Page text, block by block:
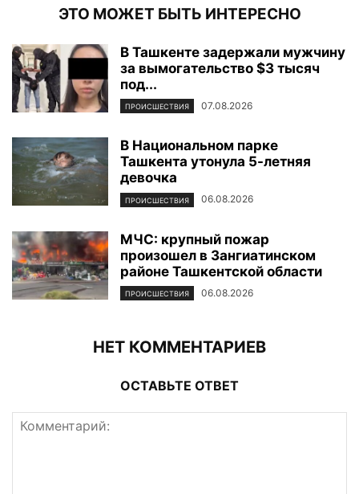
ЭТО МОЖЕТ БЫТЬ ИНТЕРЕСНО
В Ташкенте задержали мужчину
за вымогательство $3 тысяч
под...
ПРОИСШЕСТВИЯ 07.08.2026
В Национальном парке
Ташкента утонула 5-летняя
девочка
ПРОИСШЕСТВИЯ 06.08.2026
МЧС: крупный пожар
произошел в Зангиатинском
районе Ташкентской области
ПРОИСШЕСТВИЯ 06.08.2026
НЕТ КОММЕНТАРИЕВ
ОСТАВЬТЕ ОТВЕТ